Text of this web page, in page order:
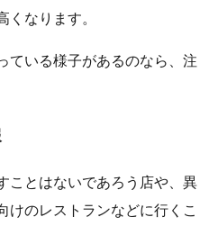
くなります。
ている様子があるのなら、注
ことはないであろう店や、異
けのレストランなどに行くこ